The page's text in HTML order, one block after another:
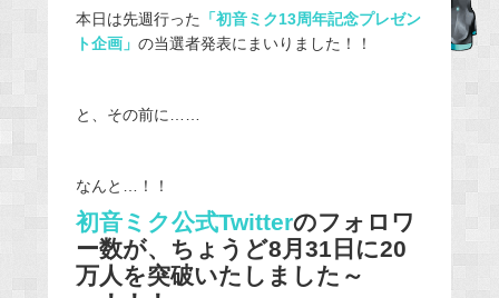
b
o
本日は先週行った 「初音ミク13周年記念プレゼン
ト企画」 の当選者発表にまいりました！！
と、その前に……
なんと…！！
初音ミク公式Twitterのフォロワ
ー数が、ちょうど8月31日に20
万人 を突破いたしました～